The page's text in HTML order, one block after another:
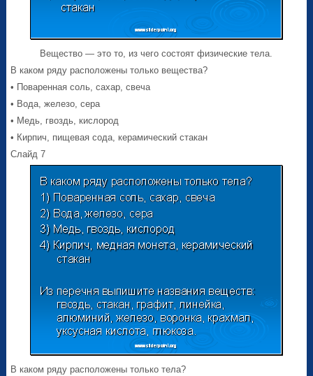
Вещество — это то, из чего состоят физические тела.
В каком ряду расположены только вещества?
• Поваренная соль, сахар, свеча
• Вода, железо, сера
• Медь, гвоздь, кислород
• Кирпич, пищевая сода, керамический стакан
Слайд 7
В каком ряду расположены только тела?